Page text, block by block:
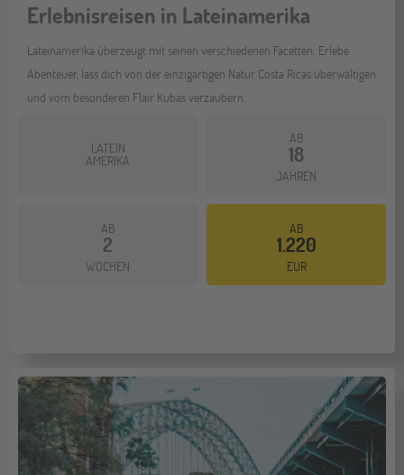
Erlebnisreisen in Lateinamerika
Lateinamerika überzeugt mit seinen verschiedenen Facetten: Erlebe
Abenteuer, lass dich von der einzigartigen Natur Costa Ricas überwältigen
und vom besonderen Flair Kubas verzaubern.
LATEIN
AMERIKA
AB
18
JAHREN
AB
2
WOCHEN
AB
1.220
EUR